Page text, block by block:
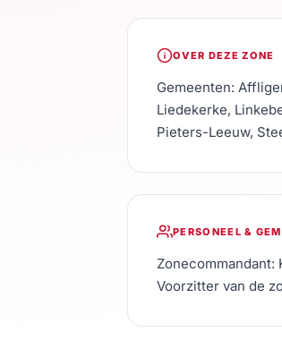
OVER DEZE ZONE
Gemeenten:
Liedekerke,
Pieters-Leeuw,
PERSONEEL &
Zonecommandant:
Voorzitter van de